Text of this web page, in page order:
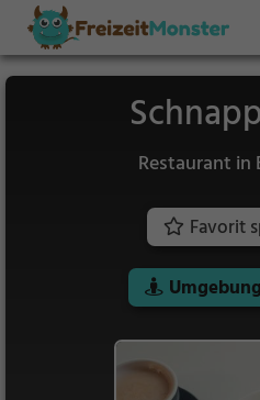
Restaurant in
Favorit